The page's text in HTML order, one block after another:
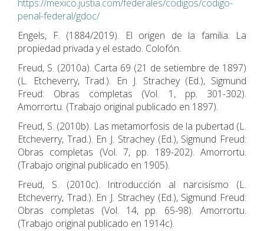
https://mexico.justia.com/federales/codigos/codigo-
penal-federal/gdoc/
Engels, F. (1884/2019). El origen de la familia. La
propiedad privada y el estado. Colofón.
Freud, S. (2010a). Carta 69 (21 de setiembre de 1897)
(L. Etcheverry, Trad.). En J. Strachey (Ed.), Sigmund
Freud: Obras completas (Vol. 1, pp. 301-302).
Amorrortu. (Trabajo original publicado en 1897).
Freud, S. (2010b). Las metamorfosis de la pubertad (L.
Etcheverry, Trad.). En J. Strachey (Ed.), Sigmund Freud:
Obras completas (Vol. 7, pp. 189-202). Amorrortu.
(Trabajo original publicado en 1905).
Freud, S. (2010c). Introducción al narcisismo (L.
Etcheverry, Trad.). En J. Strachey (Ed.), Sigmund Freud:
Obras completas (Vol. 14, pp. 65-98). Amorrortu.
(Trabajo original publicado en 1914c).